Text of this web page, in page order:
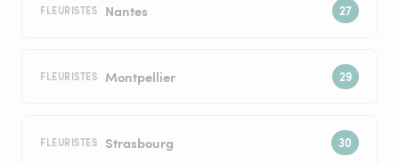
FLEURISTES Nantes
FLEURISTES Montpellier
FLEURISTES Strasbourg